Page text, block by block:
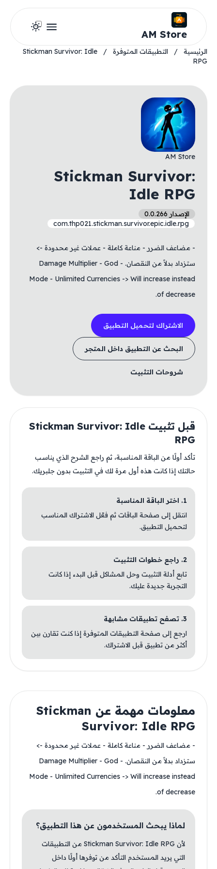
AM Store
الرئيسية / التطبيقات المتوفرة /
Stickman Survivor: Idle
RPG
AM Store
Stickman Survivor:
Idle RPG
الإصدار 0.0.266
com.thp021.stickman.survivor.epic.idle.rpg
- مضاعف الضرر - مناعة كاملة - عملات غير محدودة ->
ستزداد بدلاً من النقصان. - Damage Multiplier - God
Mode - Unlimited Currencies -> Will increase instead
of decrease.
الاشتراك لتحميل التطبيق
البحث عن التطبيق داخل المتجر
شروحات التثبيت
قبل تثبيت Stickman Survivor: Idle
RPG
تأكد أولًا من الباقة المناسبة، ثم راجع الشرح الذي يناسب
حالتك إذا كانت هذه أول مرة لك في التثبيت بدون جلبريك.
1. اختر الباقة المناسبة
انتقل إلى صفحة الباقات ثم فعّل الاشتراك المناسب
لتحميل التطبيق.
2. راجع خطوات التثبيت
تابع أدلة التثبيت وحل المشاكل قبل البدء إذا كانت
التجربة جديدة عليك.
3. تصفح تطبيقات مشابهة
ارجع إلى صفحة التطبيقات المتوفرة إذا كنت تقارن بين
أكثر من تطبيق قبل الاشتراك.
معلومات مهمة عن Stickman
Survivor: Idle RPG
- مضاعف الضرر - مناعة كاملة - عملات غير محدودة ->
ستزداد بدلاً من النقصان. - Damage Multiplier - God
Mode - Unlimited Currencies -> Will increase instead
of decrease.
لماذا يبحث المستخدمون عن هذا التطبيق؟
لأن Stickman Survivor: Idle RPG من التطبيقات
التي يريد المستخدم التأكد من توفرها أولًا داخل